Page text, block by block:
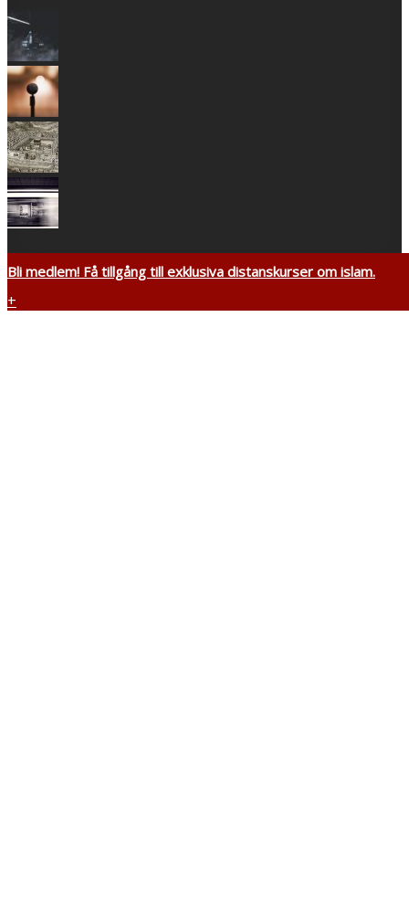
Bli medlem! Få tillgång till exklusiva distanskurser om islam.
+